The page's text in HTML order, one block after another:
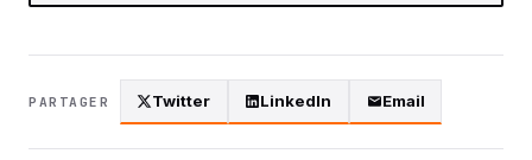
PARTAGER Twitter LinkedIn Email